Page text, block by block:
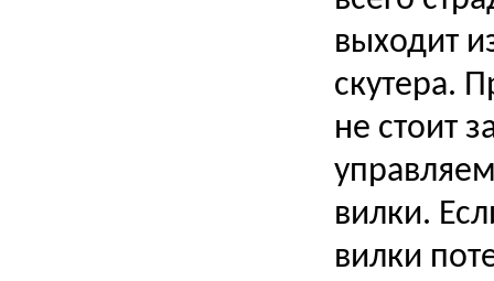
выходит
скутера.
не стоит
вилки.
вилки